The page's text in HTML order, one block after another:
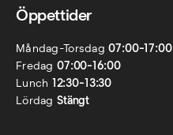
Öppettider
Måndag-Torsdag07:00-17:00
Fredag 07:00-16:00
Lunch 12:30-13:30
Lördag Stängt